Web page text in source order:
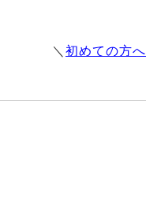
＼ 初めての方へ